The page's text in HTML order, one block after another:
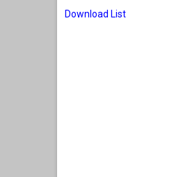
Download List